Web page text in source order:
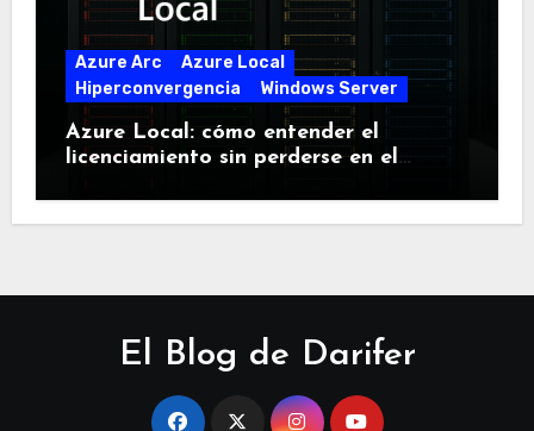
Azure Arc
Azure Local
Hiperconvergencia
Windows Server
Azure Local: cómo entender el
licenciamiento sin perderse en el
El Blog de Darifer